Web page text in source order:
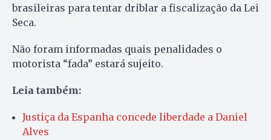
brasileiras para tentar driblar a fiscalização da Lei
Seca.
Não foram informadas quais penalidades o
motorista “fada” estará sujeito.
Leia também:
Justiça da Espanha concede liberdade a Daniel
Alves